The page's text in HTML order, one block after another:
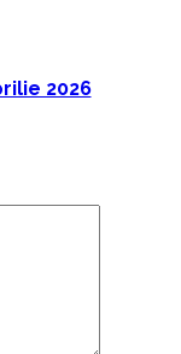
2026